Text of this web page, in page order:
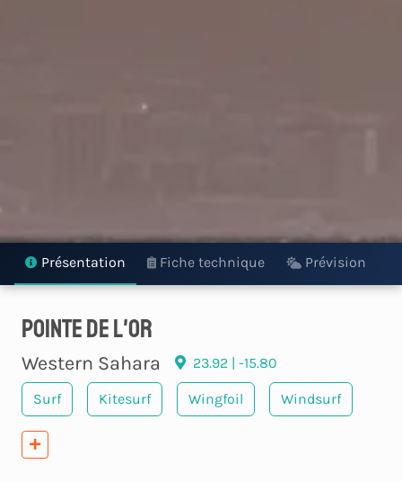
Présentation Fiche technique Prévision
Pointe de L'Or
Western Sahara 23.92 | -15.80
Surf Kitesurf Wingfoil Windsurf